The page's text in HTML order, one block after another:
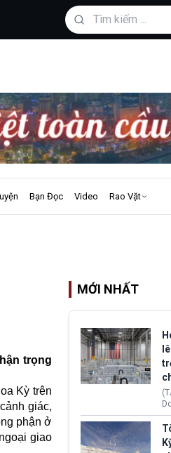
Bạn Đọc Video Rao Vặt
trọng
Kỳ trên
giác,
phận ở
giao
MỚI NHẤT